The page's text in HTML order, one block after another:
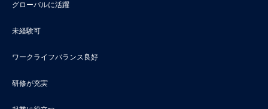
グローバルに活躍
未経験可
ワークライフバランス良好
研修が充実